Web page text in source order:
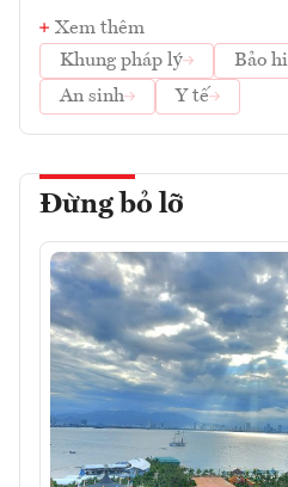
Xem thêm
Khung pháp lý
Bảo
An sinh
Y tế
Đừng bỏ lỡ